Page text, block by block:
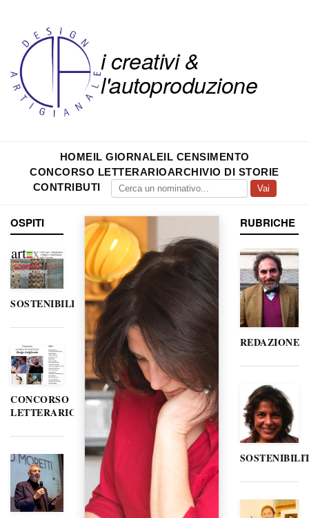
i creativi &
l'autoproduzione
HOMEIL GIORNALEIL CENSIMENTO
CONCORSO LETTERARIOARCHIVIO DI STORIE
CONTRIBUTI
Vai
OSPITI
SOSTENIBILITÀ
CONCORSO
LETTERARIO
RUBRICHE
REDAZIONE